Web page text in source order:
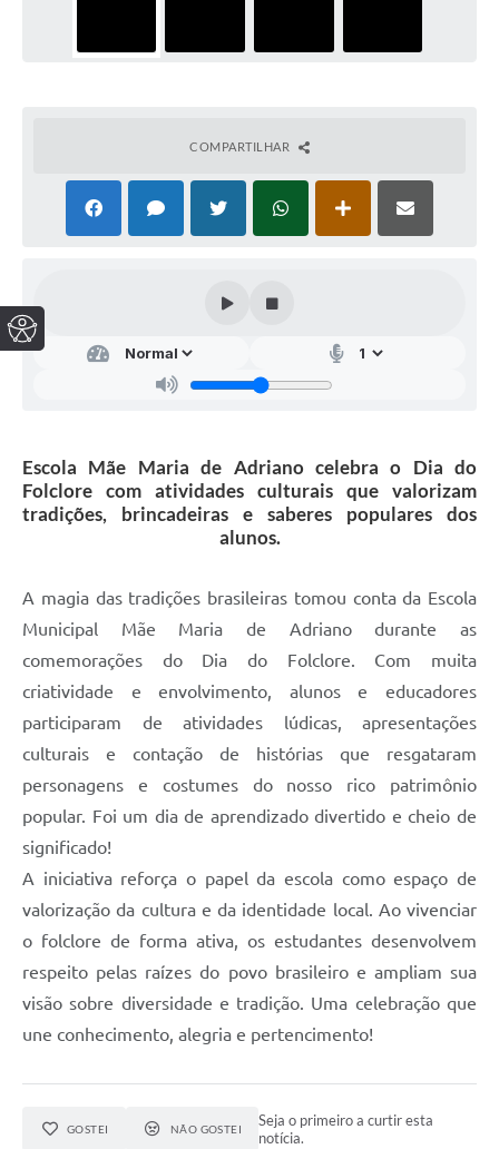
COMPARTILHAR
Escola Mãe Maria de Adriano celebra o Dia do
Folclore com atividades culturais que valorizam
tradições, brincadeiras e saberes populares dos
alunos.
A magia das tradições brasileiras tomou conta da Escola
Municipal Mãe Maria de Adriano durante as
comemorações do Dia do Folclore. Com muita
criatividade e envolvimento, alunos e educadores
participaram de atividades lúdicas, apresentações
culturais e contação de histórias que resgataram
personagens e costumes do nosso rico patrimônio
popular. Foi um dia de aprendizado divertido e cheio de
significado!
A iniciativa reforça o papel da escola como espaço de
valorização da cultura e da identidade local. Ao vivenciar
o folclore de forma ativa, os estudantes desenvolvem
respeito pelas raízes do povo brasileiro e ampliam sua
visão sobre diversidade e tradição. Uma celebração que
une conhecimento, alegria e pertencimento!
GOSTEI NÃO GOSTEI
Seja o primeiro a curtir esta
notícia.